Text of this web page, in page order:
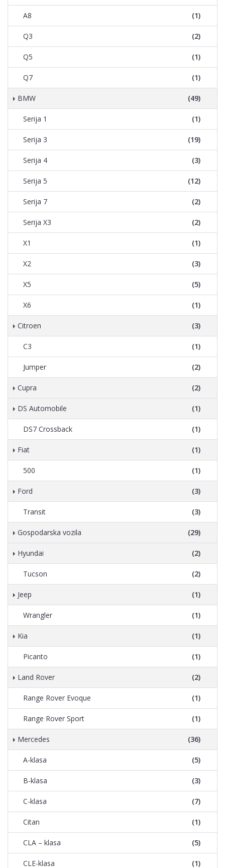
A8 (1)
Q3 (2)
Q5 (1)
Q7 (1)
BMW (49)
Serija 1 (1)
Serija 3 (19)
Serija 4 (3)
Serija 5 (12)
Serija 7 (2)
Serija X3 (2)
X1 (1)
X2 (3)
X5 (5)
X6 (1)
Citroen (3)
C3 (1)
Jumper (2)
Cupra (2)
DS Automobile (1)
DS7 Crossback (1)
Fiat (1)
500 (1)
Ford (3)
Transit (3)
Gospodarska vozila (29)
Hyundai (2)
Tucson (2)
Jeep (1)
Wrangler (1)
Kia (1)
Picanto (1)
Land Rover (2)
Range Rover Evoque (1)
Range Rover Sport (1)
Mercedes (36)
A-klasa (5)
B-klasa (3)
C-klasa (7)
Citan (1)
CLA – klasa (5)
CLE-klasa (1)